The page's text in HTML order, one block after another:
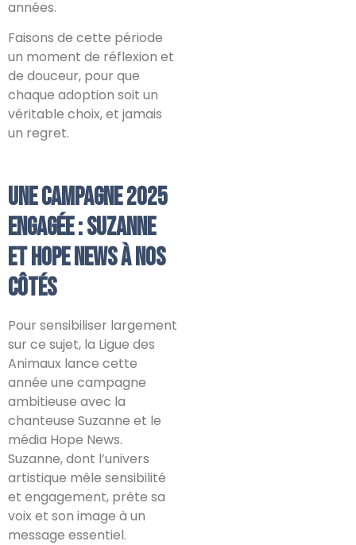
années.
Faisons de cette période
un moment de réflexion et
de douceur, pour que
chaque adoption soit un
véritable choix, et jamais
un regret.
Une campagne 2025
engagée : Suzanne
et Hope News à nos
côtés
Pour sensibiliser largement
sur ce sujet, la Ligue des
Animaux lance cette
année une campagne
ambitieuse avec la
chanteuse Suzanne et le
média Hope News.
Suzanne, dont l’univers
artistique mêle sensibilité
et engagement, prête sa
voix et son image à un
message essentiel.